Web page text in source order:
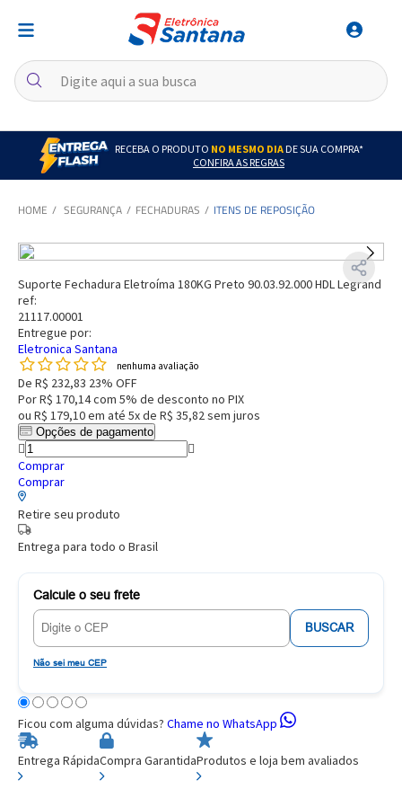
RECEBA O PRODUTO NO MESMO DIADE SUA COMPRA*
CONFIRA AS REGRAS
SEGURANÇA FECHADURAS ITENS DE REPOSIÇÃO
Suporte Fechadura Eletroíma 180KG Preto 90.03.92.000 HDL Legrand
ref:
21117.00001
Entregue por:
Eletronica Santana
nenhuma avaliação
De R$ 232,83 23% OFF
PorR$ 170,14com 5% de desconto no PIX
ou R$ 179,10em até 5x de R$ 35,82 sem juros
Opções de pagamento
Comprar
Comprar
Retire seu produto
Entrega para todo o Brasil
Calcule o seu frete
BUSCAR
Não sei meu CEP
Ficou com alguma dúvidas? Chame no WhatsApp
Entrega RápidaCompra GarantidaProdutos e loja bem avaliados